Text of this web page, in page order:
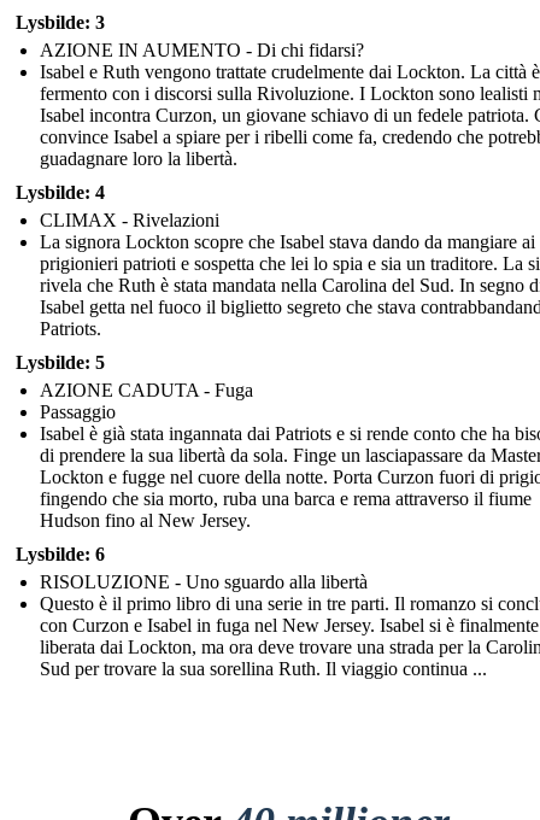
Lysbilde: 3
AZIONE IN AUMENTO - Di chi fidarsi?
Isabel e Ruth vengono trattate crudelmente dai Lockton. La città
fermento con i discorsi sulla Rivoluzione. I Lockton sono lealisti
Isabel incontra Curzon, un giovane schiavo di un fedele patriota.
convince Isabel a spiare per i ribelli come fa, credendo che
guadagnare loro la libertà.
Lysbilde: 4
CLIMAX - Rivelazioni
La signora Lockton scopre che Isabel stava dando da mangiare ai
prigionieri patrioti e sospetta che lei lo spia e sia un traditore. La
rivela che Ruth è stata mandata nella Carolina del Sud. In segno
Isabel getta nel fuoco il biglietto segreto che stava
Patriots.
Lysbilde: 5
AZIONE CADUTA - Fuga
Passaggio
Isabel è già stata ingannata dai Patriots e si rende conto che ha
di prendere la sua libertà da sola. Finge un lasciapassare da
Lockton e fugge nel cuore della notte. Porta Curzon fuori di
fingendo che sia morto, ruba una barca e rema attraverso il fiume
Hudson fino al New Jersey.
Lysbilde: 6
RISOLUZIONE - Uno sguardo alla libertà
Questo è il primo libro di una serie in tre parti. Il romanzo si
con Curzon e Isabel in fuga nel New Jersey. Isabel si è finalmente
liberata dai Lockton, ma ora deve trovare una strada per la
Sud per trovare la sua sorellina Ruth. Il viaggio continua ...